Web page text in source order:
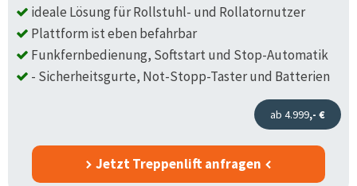
ideale Lösung für Rollstuhl- und Rollatornutzer
Plattform ist eben befahrbar
Funkfernbedienung, Softstart und Stop-Automatik
- Sicherheitsgurte, Not-Stopp-Taster und Batterien
ab 4.999,- €
Jetzt Treppenlift anfragen